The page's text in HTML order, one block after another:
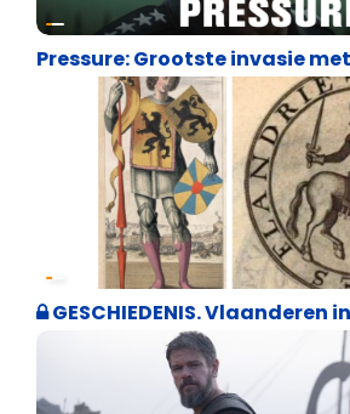
Geschiedenis
Pressure: Grootste invasie
Geschiedenis
GESCHIEDENIS. Vlaanderen